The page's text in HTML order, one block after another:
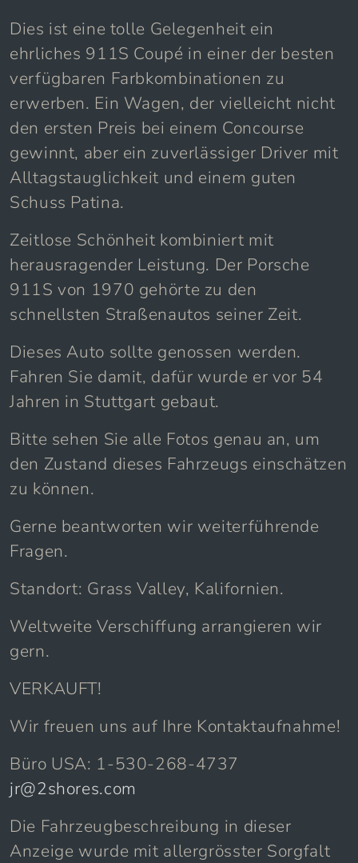
Dies ist eine tolle Gelegenheit ein
ehrliches 911S Coupé in einer der besten
verfügbaren Farbkombinationen zu
erwerben. Ein Wagen, der vielleicht nicht
den ersten Preis bei einem Concourse
gewinnt, aber ein zuverlässiger Driver mit
Alltagstauglichkeit und einem guten
Schuss Patina.
Zeitlose Schönheit kombiniert mit
herausragender Leistung. Der Porsche
911S von 1970 gehörte zu den
schnellsten Straßenautos seiner Zeit.
Dieses Auto sollte genossen werden.
Fahren Sie damit, dafür wurde er vor 54
Jahren in Stuttgart gebaut.
Bitte sehen Sie alle Fotos genau an, um
den Zustand dieses Fahrzeugs einschätzen
zu können.
Gerne beantworten wir weiterführende
Fragen.
Standort: Grass Valley, Kalifornien.
Weltweite Verschiffung arrangieren wir
gern.
VERKAUFT!
Wir freuen uns auf Ihre Kontaktaufnahme!
Büro USA: 1-530-268-4737
jr@2shores.com
Die Fahrzeugbeschreibung in dieser
Anzeige wurde mit allergrösster Sorgfalt